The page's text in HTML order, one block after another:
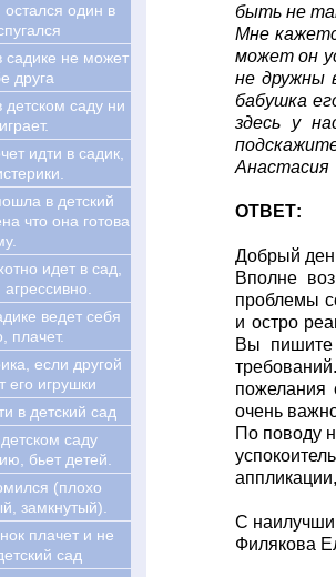
быть не
Мне
может он
не дружны
бабушка
здесь у
Анастасия
ОТВЕТ:
Добрый
Вполне
проблемы
и остро
Вы пишите
пожелания
очень
По поводу
С
Филякова
остался один в
садике не может
друга
детском саду ни
идти в садик,
в детский
что она готова
идет в сад,
ведет себя
плачет.
если другой
его игрушки
в детский сад
саду
бьет детей.
(плохо
замкнутый).
плачет и не
сад